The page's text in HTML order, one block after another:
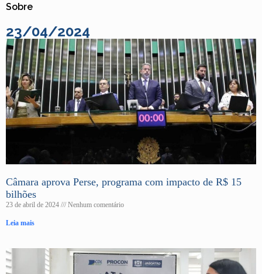
Sobre
23/04/2024
Câmara aprova Perse, programa com impacto de R$ 15
bilhões
23 de abril de 2024 Nenhum comentário
Leia mais